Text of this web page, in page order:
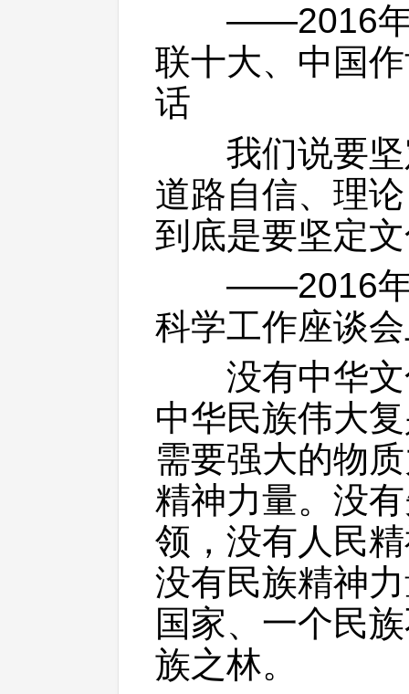
——2016年
联十大、中国
话
我们说要坚
道路自信、理
到底是要坚定
——2016年5
科学工作座谈
没有中华文
中华民族伟大
需要强大的物
精神力量。没
领，没有人民
没有民族精神
国家、一个民
族之林。